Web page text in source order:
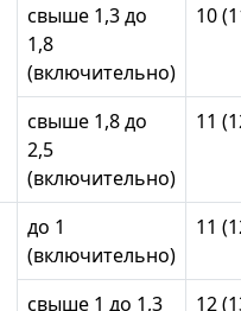
свыше 1,3 до
1,8
(включительно)
10
свыше 1,8 до
2,5
(включительно)
11
до 1
(включительно)
11
свыше 1 до 1,3
12